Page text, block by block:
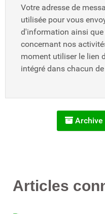
Votre adresse de
utilisée pour vous
d'information ainsi
concernant nos
moment utiliser le lien
intégré dans chacun
Archive
Articles